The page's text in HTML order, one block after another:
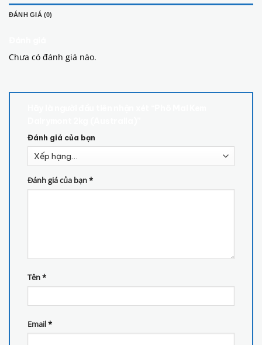
ĐÁNH GIÁ (0)
Chưa có đánh giá nào.
Đánh giá của bạn
Đánh giá của bạn*
Tên*
Email*